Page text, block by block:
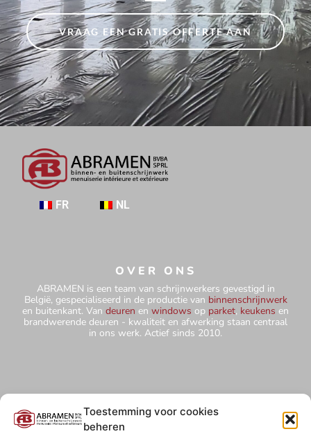
Toestemming voor cookies
beheren
VRAAG EEN GRATIS OFFERTE AAN
FR NL
OVER ONS
ABRAMEN is een team van schrijnwerkers gevestigd in
België, gespecialiseerd in de productie van binnenschrijnwerk
en buitenkant. Van deuren en windows op parket, keukens en
brandwerende deuren - kwaliteit en afwerking staan centraal
in ons werk. Actief sinds 2010.
CONTACT
+32 484 75 67 78
abramensprl@yahoo.com